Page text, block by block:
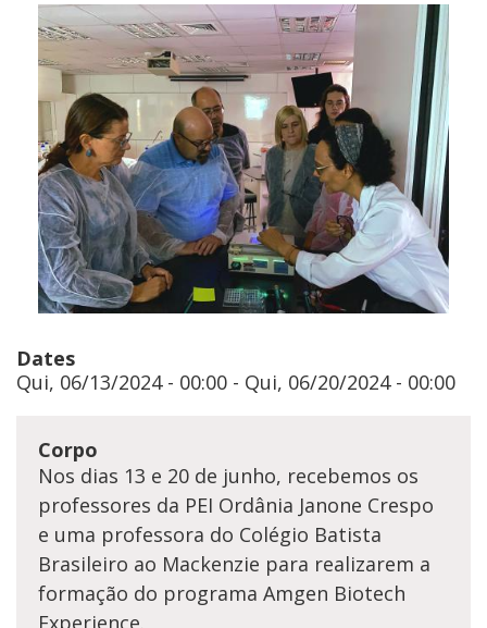
Dates
Qui, 06/13/2024 - 00:00 - Qui, 06/20/2024 - 00:00
Corpo
Nos dias 13 e 20 de junho, recebemos os
professores da PEI Ordânia Janone Crespo
e uma professora do Colégio Batista
Brasileiro ao Mackenzie para realizarem a
formação do programa Amgen Biotech
Experience.